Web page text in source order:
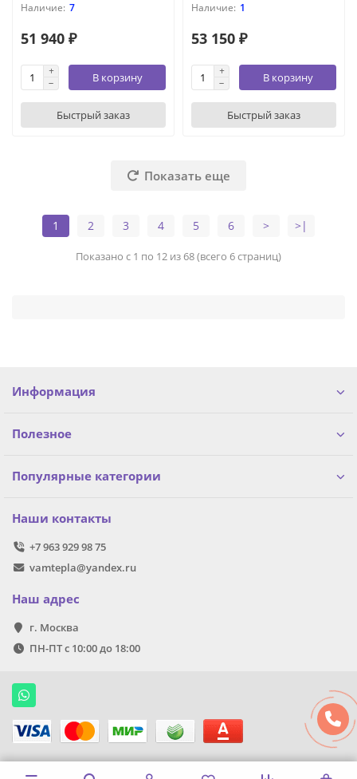
7
51 940 ₽
В корзину
Быстрый заказ
1
53 150 ₽
В корзину
Быстрый заказ
Показать еще
1 2 3 4 5 6 > >|
Показано с 1 по 12 из 68 (всего 6 страниц)
Информация
Полезное
Популярные категории
Наши контакты
+7 963 929 98 75
vamtepla@yandex.ru
Наш адрес
г. Москва
ПН-ПТ с 10:00 до 18:00